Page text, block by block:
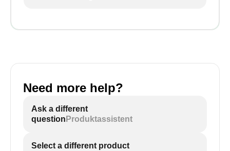
Need more help?
Ask a different
question Produktassistent
Select a different product